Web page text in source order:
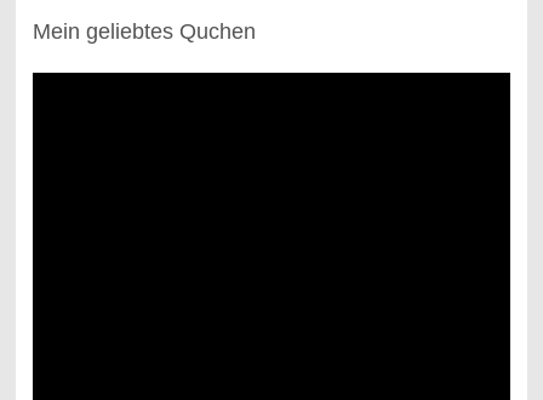
Mein geliebtes Quchen